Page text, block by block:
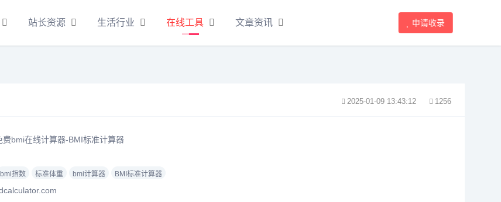
站长资源 生活行业 在线工具 文章资讯 申请收录
2025-01-09 13:43:12 1256
bmi在线计算器-BMI标准计算器
bmi指数 标准体重 bmi计算器 BMI标准计算器